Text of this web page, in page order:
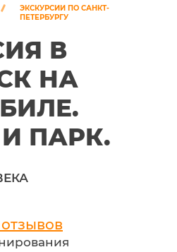
ЭКСКУРСИИ ПО САНКТ-
ПЕТЕРБУРГУ
В
НА
ПАРК.
отзывов